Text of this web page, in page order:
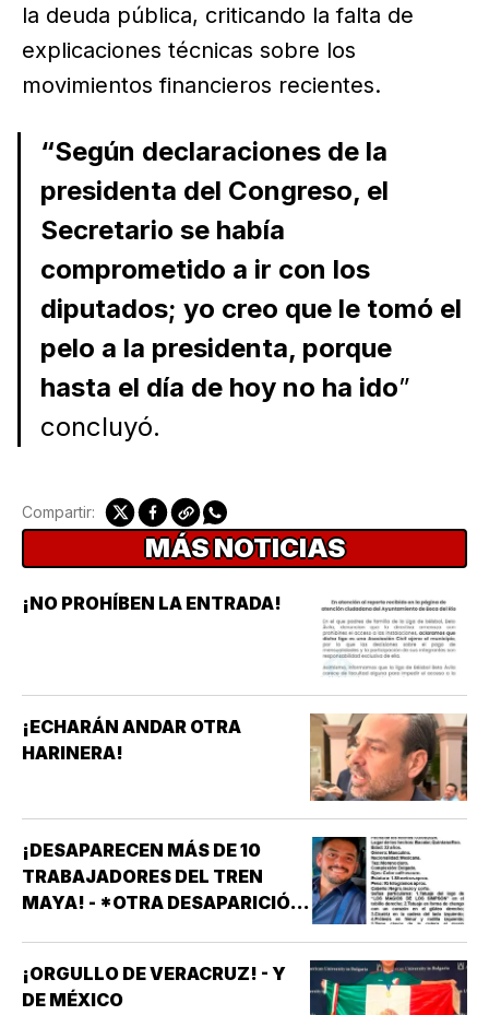
la deuda pública, criticando la falta de
explicaciones técnicas sobre los
movimientos financieros recientes.
“Según declaraciones de la
presidenta del Congreso, el
Secretario se había
comprometido a ir con los
diputados; yo creo que le tomó el
pelo a la presidenta, porque
hasta el día de hoy no ha ido”
concluyó.
Compartir:
MÁS NOTICIAS
¡NO PROHÍBEN LA ENTRADA!
¡ECHARÁN ANDAR OTRA
HARINERA!
¡DESAPARECEN MÁS DE 10
TRABAJADORES DEL TREN
MAYA! - *OTRA DESAPARICIÓN
¡ORGULLO DE VERACRUZ! - Y
DE MÉXICO